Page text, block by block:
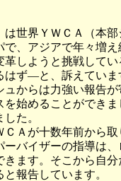
世界ＹＷＣＡ（本
、アジアで年々増
革しようと挑戦して
ず―と、訴えていま
からは力強い報告
を始めることができ
た。
Ａが十数年前から
バイザーの指導は
ます。そこから自
報告しています。